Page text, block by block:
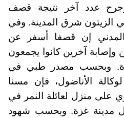
وجرح عدد آخر نتيجة قصف
الزيتون شرق المدينة. وفي
المدني إن قصفا أسفر عن
وإصابة آخرين كانوا يجمعون
وبحسب مصدر طبي في
الأناضول، فإن مسنا
منزل لعائلة النمر في
مدينة غزة. وبحسب شهود